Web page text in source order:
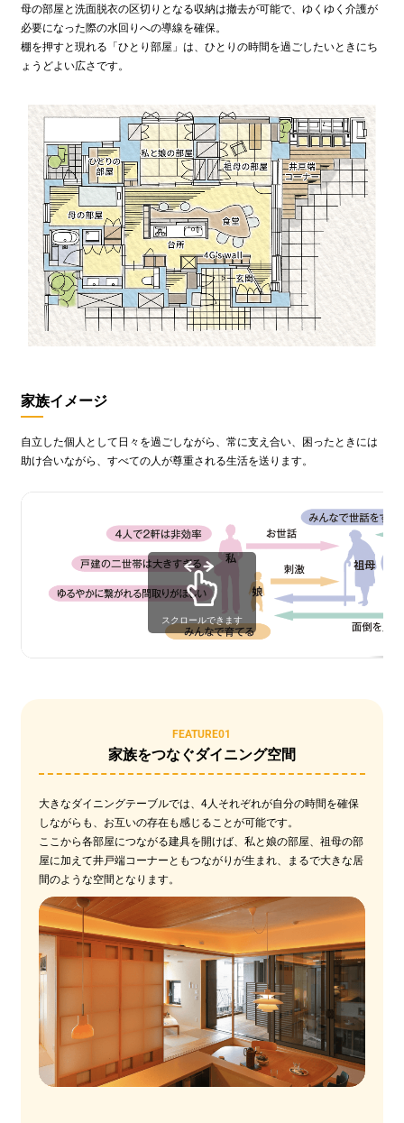
母の部屋と洗面脱衣の区切りとなる収納は撤去が可能で、ゆくゆく介護が
必要になった際の水回りへの導線を確保。
棚を押すと現れる「ひとり部屋」は、ひとりの時間を過ごしたいときにち
ょうどよい広さです。
家族イメージ
自立した個人として日々を過ごしながら、常に支え合い、困ったときには
助け合いながら、すべての人が尊重される生活を送ります。
スクロールできます
FEATURE01
家族をつなぐダイニング空間
大きなダイニングテーブルでは、4人それぞれが自分の時間を確保
しながらも、お互いの存在も感じることが可能です。
ここから各部屋につながる建具を開けば、私と娘の部屋、祖母の部
屋に加えて井戸端コーナーともつながりが生まれ、まるで大きな居
間のような空間となります。